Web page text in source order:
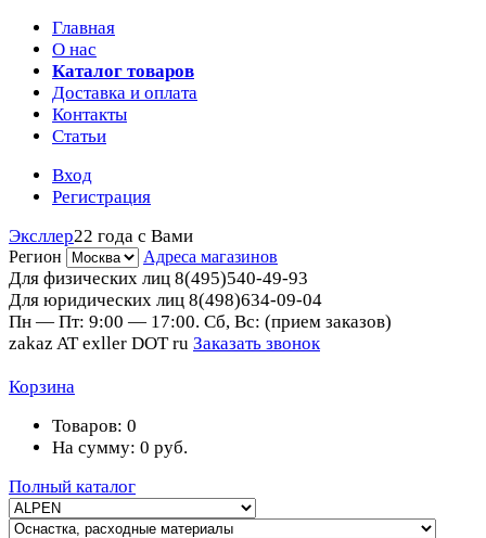
Главная
О нас
Каталог товаров
Доставка и оплата
Контакты
Статьи
Вход
Регистрация
Эксллер22 года с Вами
Регион Адреса магазинов
Для физических лиц 8(495)540-49-93
Для юридических лиц 8(498)634-09-04
Пн — Пт: 9:00 — 17:00. Сб, Вс: (прием заказов)
zakaz AT exller DOT ru Заказать звонок
Корзина
Товаров: 0
На сумму: 0 руб.
Полный каталог